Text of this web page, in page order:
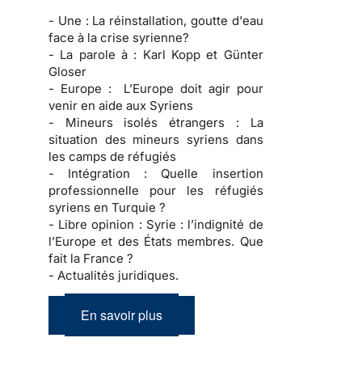
- Une : La réinstallation, goutte d'eau
face à la crise syrienne?
- La parole à : Karl Kopp et Günter
Gloser
- Europe : L’Europe doit agir pour
venir en aide aux Syriens
- Mineurs isolés étrangers : La
situation des mineurs syriens dans
les camps de réfugiés
- Intégration : Quelle insertion
professionnelle pour les réfugiés
syriens en Turquie ?
- Libre opinion : Syrie : l’indignité de
l’Europe et des États membres. Que
fait la France ?
- Actualités juridiques.
En savoir plus